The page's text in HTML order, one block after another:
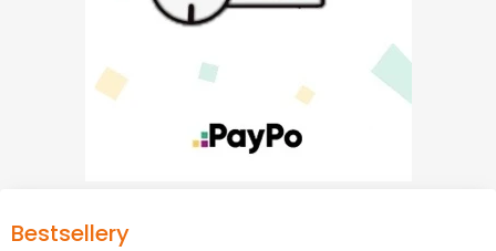
Bestsellery